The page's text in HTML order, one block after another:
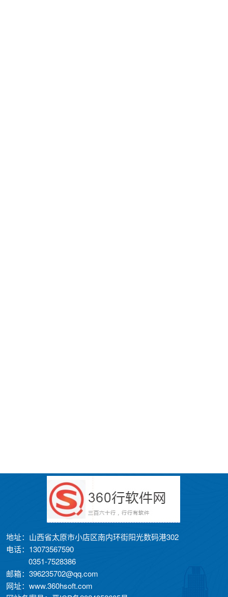
地址：山西省太原市小店区南内环街阳光数码港302
电话：13073567590
0351-7528386
邮箱：396235702@qq.com
网址：www.360hsoft.com